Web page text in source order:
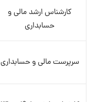
کارشناس ارشد مالی و
حسابداری
سرپرست مالی و حسابداری